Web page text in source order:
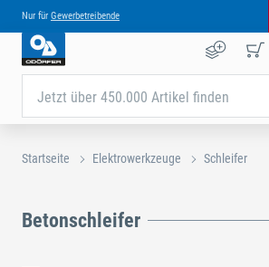
Nur für Gewerbetreibende
Jetzt über 450.000 Artikel finden
Startseite Elektrowerkzeuge Schleifer
Betonschleifer